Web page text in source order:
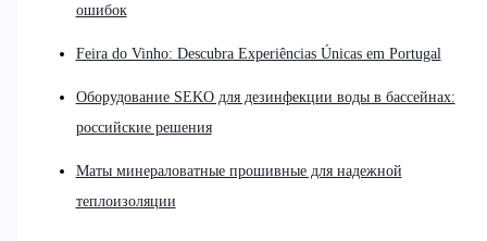
ошибок
Feira do Vinho: Descubra Experiências Únicas em Portugal
Оборудование SEKO для дезинфекции воды в бассейнах:
российские решения
Маты минераловатные прошивные для надежной
теплоизоляции